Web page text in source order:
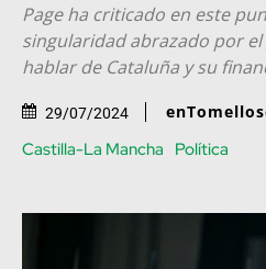
Page ha criticado en este
singularidad abrazado por
hablar de Cataluña y su
29/07/2024
Castilla-La Mancha Política